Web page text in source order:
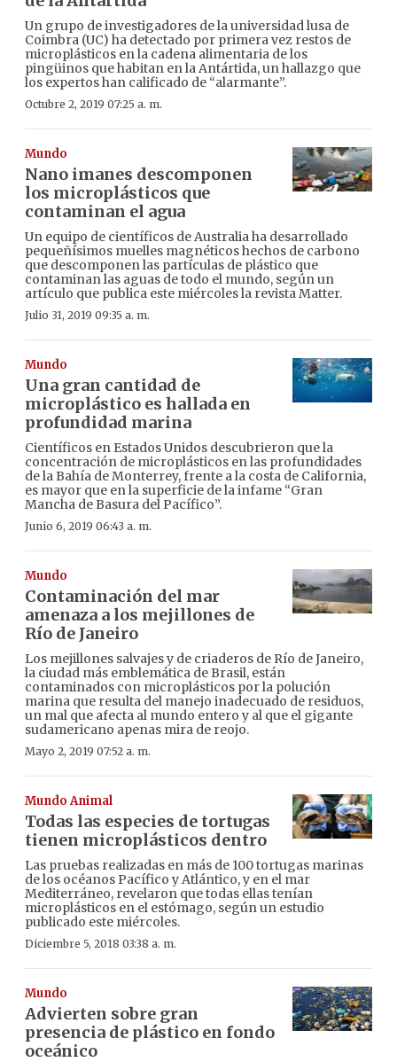
Un grupo de investigadores de la universidad lusa de
Coimbra (UC) ha detectado por primera vez restos de
microplásticos en la cadena alimentaria de los
pingüinos que habitan en la Antártida, un hallazgo que
los expertos han calificado de “alarmante”.
Octubre 2, 2019 07:25 a. m.
Mundo
Nano imanes descomponen
los microplásticos que
contaminan el agua
Un equipo de científicos de Australia ha desarrollado
pequeñísimos muelles magnéticos hechos de carbono
que descomponen las partículas de plástico que
contaminan las aguas de todo el mundo, según un
artículo que publica este miércoles la revista Matter.
Julio 31, 2019 09:35 a. m.
Mundo
Una gran cantidad de
microplástico es hallada en
profundidad marina
Científicos en Estados Unidos descubrieron que la
concentración de microplásticos en las profundidades
de la Bahía de Monterrey, frente a la costa de California,
es mayor que en la superficie de la infame “Gran
Mancha de Basura del Pacífico”.
Junio 6, 2019 06:43 a. m.
Mundo
Contaminación del mar
amenaza a los mejillones de
Río de Janeiro
Los mejillones salvajes y de criaderos de Río de Janeiro,
la ciudad más emblemática de Brasil, están
contaminados con microplásticos por la polución
marina que resulta del manejo inadecuado de residuos,
un mal que afecta al mundo entero y al que el gigante
sudamericano apenas mira de reojo.
Mayo 2, 2019 07:52 a. m.
Mundo Animal
Todas las especies de tortugas
tienen microplásticos dentro
Las pruebas realizadas en más de 100 tortugas marinas
de los océanos Pacífico y Atlántico, y en el mar
Mediterráneo, revelaron que todas ellas tenían
microplásticos en el estómago, según un estudio
publicado este miércoles.
Diciembre 5, 2018 03:38 a. m.
Mundo
Advierten sobre gran
presencia de plástico en fondo
oceánico